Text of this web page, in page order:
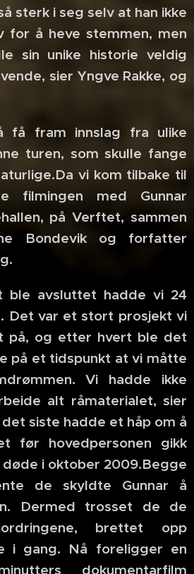
sterk i seg selv at han ikke
for å heve stemmen, men
sin unike historie veldig
sier Yngve Rakke, og
få fram innslag fra ulike
turen, som skulle fange
vi kom tilbake til
filmingen med Gunnar
på Verftet, sammen
Bondevik og forfatter
ble avsluttet hadde vi 24
Det var et stort prosjekt vi
på, og etter hvert ble det
på et tidspunkt at vi måtte
Vi hadde ikke
alt råmaterialet, sier
siste hadde et håp om å
før hovedpersonen gikk
døde i oktober 2009.Begge
de skyldte Gunnar å
Dermed trosset de de
brettet opp
i gang. Nå foreligger en
dokumentarfilm